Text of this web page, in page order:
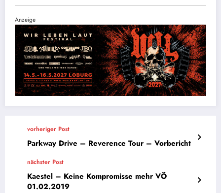
Anzeige
vorheriger Post
Parkway Drive – Reverence Tour – Vorbericht
nächster Post
Kaestel – Keine Kompromisse mehr VÖ
01.02.2019